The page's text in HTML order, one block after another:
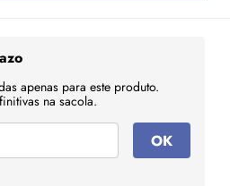
apenas para este produto.
na sacola.
OK